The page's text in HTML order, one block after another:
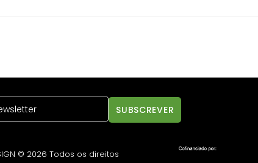
© 2026 Todos os direitos